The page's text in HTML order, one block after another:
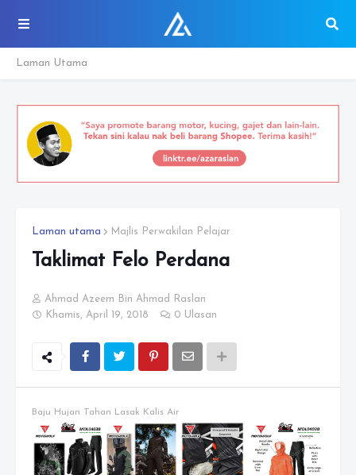
Laman Utama
Laman utama Majlis Perwakilan Pelajar
Taklimat Felo Perdana
Ahmad Azeem Bin Ahmad Raslan
Khamis, April 19, 2018
0 Ulasan
Baju Hujan Tahan Lasak Kalis Air